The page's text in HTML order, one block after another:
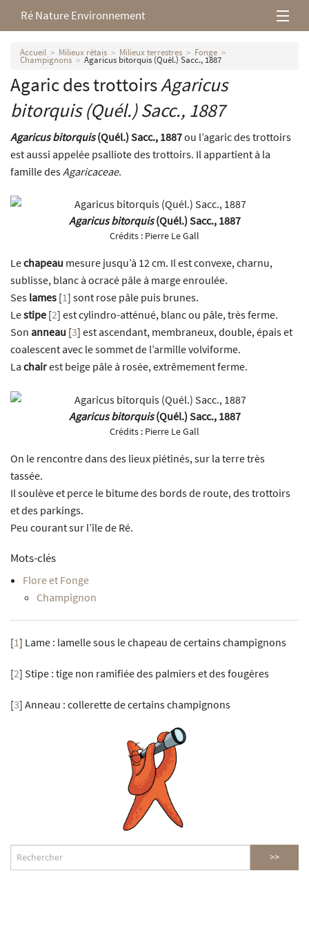
Ré Nature Environnement
L’association
Milieux rétais
Nos parutions
Accueil Milieux rétais Milieux terrestres Fonge
Champignons Agaricus bitorquis (Quél.) Sacc., 1887
Agaric des trottoirsAgaricus
bitorquis(Quél.) Sacc., 1887
Agaricus bitorquis(Quél.) Sacc., 1887ou l’agaric des trottoirs
est aussi appelée psalliote des trottoirs. Il appartient à la
famille desAgaricaceae.
Agaricus bitorquis(Quél.) Sacc., 1887
Crédits : Pierre Le Gall
Lechapeau mesure jusqu’à 12 cm. Il est convexe, charnu,
sublisse, blanc à ocracé pâle à marge enroulée.
Ses lames [1] sont rose pâle puis brunes.
Lestipe [2] est cylindro-atténué, blanc ou pâle, très ferme.
Son anneau [3] est ascendant, membraneux, double, épais et
coalescent avec le sommet de l’armille volviforme.
La chairest beige pâle à rosée, extrêmement ferme.
Agaricus bitorquis(Quél.) Sacc., 1887
Crédits : Pierre Le Gall
On le rencontre dans des lieux piétinés, sur la terre très
tassée.
Il soulève et perce le bitume des bords de route, des trottoirs
et des parkings.
Peu courant sur l’île de Ré.
Mots-clés
Flore et Fonge
Champignon
[1] Lame : lamelle sous le chapeau de certains champignons
[2] Stipe : tige non ramifiée des palmiers et des fougères
[3] Anneau : collerette de certains champignons